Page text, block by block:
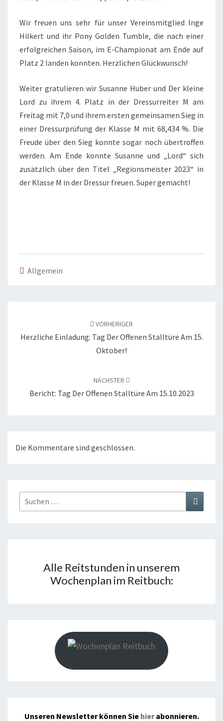
Wir freuen uns sehr für unser Vereinsmitglied Inge
Hilkert und ihr Pony Golden Tumble, die nach einer
erfolgreichen Saison, im E-Championat am Ende auf
Platz 2 landen konnten. Herzlichen Glückwunsch!
Weiter gratulieren wir Susanne Huber und Der kleine
Lord zu ihrem 4. Platz in der Dressurreiter M am
Freitag mit 7,0 und ihrem ersten gemeinsamen Sieg in
einer Dressurprüfung der Klasse M mit 68,434 %. Die
Freude über den Sieg konnte sogar noch übertroffen
werden. Am Ende konnte Susanne und „Lord“ sich
zusätzlich über den Titel „Regionsmeister 2023“ in
der Klasse M in der Dressur freuen. Super gemacht!
Allgemein
VORHERIGER
Herzliche Einladung: Tag Der Offenen Stalltüre Am 15.
Oktober!
NÄCHSTER
Bericht: Tag Der Offenen Stalltüre Am 15.10.2023
Die Kommentare sind geschlossen.
Suchen
nach:
Suchen
Alle Reitstunden in unserem
Wochenplan im Reitbuch:
Unseren Newsletter können Sie hierabonnieren.